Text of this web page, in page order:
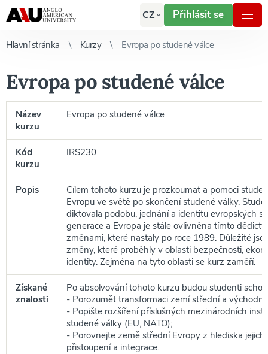
CZ Přihlásit se
Hlavní stránka Kurzy Evropa po studené válce
Evropa po studené válce
Název
kurzu
Evropa po studené válce
Kód
kurzu
IRS230
Popis
Cílem tohoto kurzu je prozkoumat a pomoci
Evropu ve světě po skončení studené války.
diktovala podobu, jednání a identitu evropských
generace a Evropa je stále ovlivněna tímto
změnami, které nastaly po roce 1989. Důležité
změny, které proběhly v oblasti bezpečnosti,
identity. Zejména na tyto oblasti se kurz zaměří.
Získané
znalosti
Po absolvování tohoto kurzu budou studenti
- Porozumět transformaci zemí střední a východní
- Popište rozšíření příslušných mezinárodních
studené války (EU, NATO);
- Porovnejte země střední Evropy z hlediska jejich
přistoupení a integrace.